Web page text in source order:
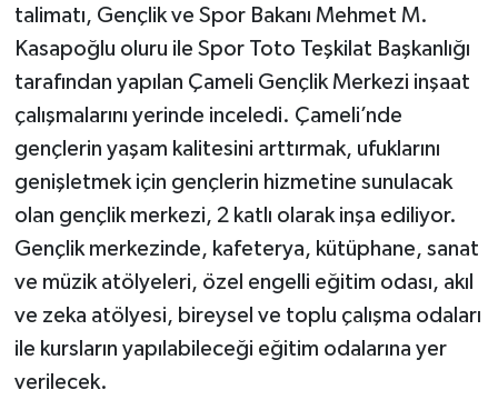
talimatı, Gençlik ve Spor Bakanı Mehmet M.
Kasapoğlu oluru ile Spor Toto Teşkilat Başkanlığı
tarafından yapılan Çameli Gençlik Merkezi inşaat
çalışmalarını yerinde inceledi. Çameli’nde
gençlerin yaşam kalitesini arttırmak, ufuklarını
genişletmek için gençlerin hizmetine sunulacak
olan gençlik merkezi, 2 katlı olarak inşa ediliyor.
Gençlik merkezinde, kafeterya, kütüphane, sanat
ve müzik atölyeleri, özel engelli eğitim odası, akıl
ve zeka atölyesi, bireysel ve toplu çalışma odaları
ile kursların yapılabileceği eğitim odalarına yer
verilecek.